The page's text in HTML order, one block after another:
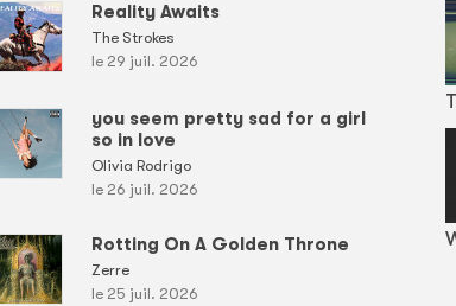
Reality Awaits
The Strokes
le 29 juil. 2026
you seem pretty sad for a girl
so in love
Olivia Rodrigo
le 26 juil. 2026
Rotting On A Golden Throne
Zerre
le 25 juil. 2026